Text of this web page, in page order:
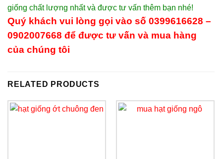
giống chất lượng nhất và được tư vấn thêm bạn nhé!
Quý khách vui lòng gọi vào số 0399616628 –
0902007668 để được tư vấn và mua hàng
của chúng tôi
RELATED PRODUCTS